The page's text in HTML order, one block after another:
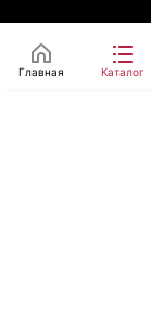
Главная Каталог